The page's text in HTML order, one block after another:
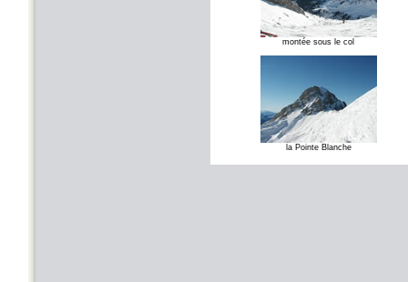
montée sous le col
la Pointe Blanche